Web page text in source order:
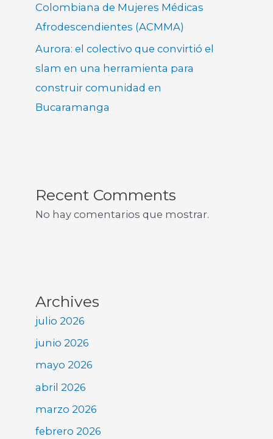
Colombiana de Mujeres Médicas
Afrodescendientes (ACMMA)
Aurora: el colectivo que convirtió el
slam en una herramienta para
construir comunidad en
Bucaramanga
Recent Comments
No hay comentarios que mostrar.
Archives
julio 2026
junio 2026
mayo 2026
abril 2026
marzo 2026
febrero 2026